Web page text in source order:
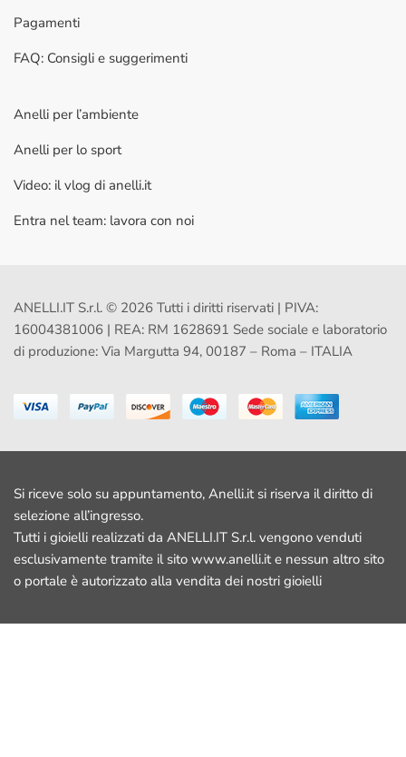
Pagamenti
FAQ: Consigli e suggerimenti
Anelli per l’ambiente
Anelli per lo sport
Video: il vlog di anelli.it
Entra nel team: lavora con noi
ANELLI.IT S.r.l. © 2026 Tutti i diritti riservati | PIVA:
16004381006 | REA: RM 1628691 Sede sociale e laboratorio
di produzione: Via Margutta 94, 00187 – Roma – ITALIA
Si riceve solo su appuntamento, Anelli.it si riserva il diritto di
selezione all’ingresso.
Tutti i gioielli realizzati da ANELLI.IT S.r.l. vengono venduti
esclusivamente tramite il sito www.anelli.it e nessun altro sito
o portale è autorizzato alla vendita dei nostri gioielli